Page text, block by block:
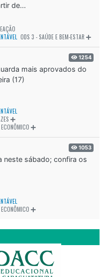
de...
ODS 3 - SAÚDE E BEM-ESTAR
1254
mais aprovados do
(17)
1053
neste sábado; confira os